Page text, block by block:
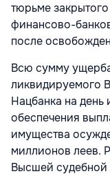
тюрьме
финансово-
после
Всю сумму
ликвидируемого
Нацбанка на
обеспечения
имущества
миллионов леев.
Высшей судебной